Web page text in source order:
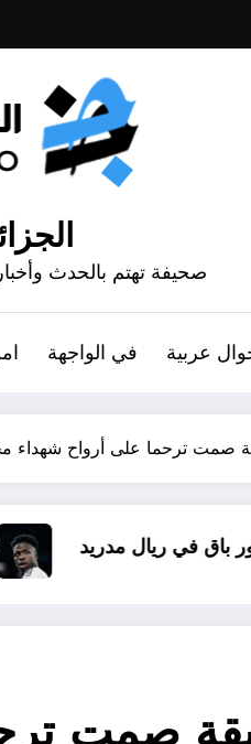
صحيفة تهتم بالحدث
عربية في الواجهة
على أرواح شهداء مجازر 17
تجديد عقد